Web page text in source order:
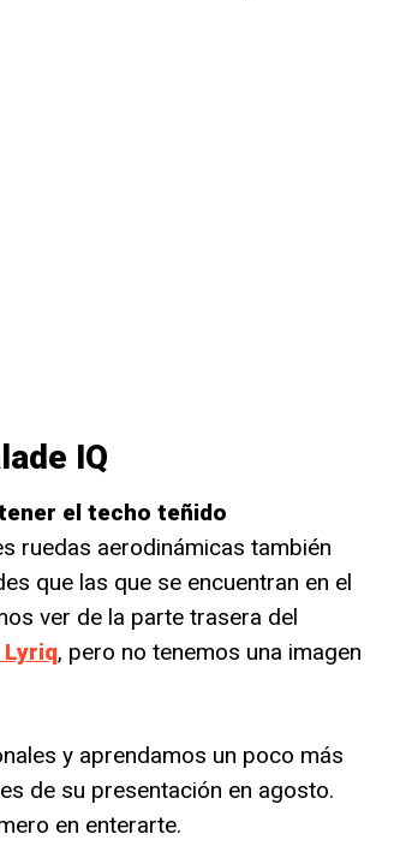
IQ
el techo teñido
ruedas aerodinámicas también
que las que se encuentran en el
ver de la parte trasera del
Lyriq, pero no tenemos una imagen
y aprendamos un poco más
de su presentación en agosto.
en enterarte.